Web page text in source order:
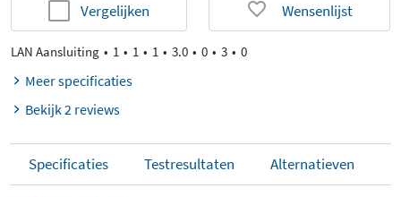
Vergelijken Wensenlijst
LAN Aansluiting 1 1 1 3.0 0 3 0
Meer specificaties
Bekijk 2 reviews
Specificaties Testresultaten Alternatieven